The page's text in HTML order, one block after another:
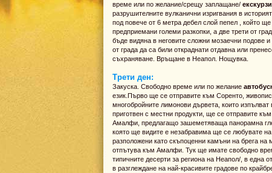
време или по желание/срещу заплащане/
разрушителните вулканични изригвания в
под повече от 6 метра дебел слой пепел , който ще
предприемани големи разкопки, а две трети от
бъде видяна в неговите сложни мозаечни подове
от града да са били откраднати отдавна или
съхраняване. Връщане в Неапол. Нощувка.
Трети ден:
Закуска. Свободно време или по желание
език.Първо ще се отправите към Соренто,
многобройните лимонови дървета, които
приготвен с местни продукти, ще се отправите
Амалфи, предлагащо зашеметяваща панорамна
която ще видите е незабравима ще се любувате на
разположени като скъпоценни камъни на брега на
отпътува към Амалфи. Тук ще имате свободно
типичните десерти за региона на Неапол/, в една
в разглеждане на най-красивите градове по